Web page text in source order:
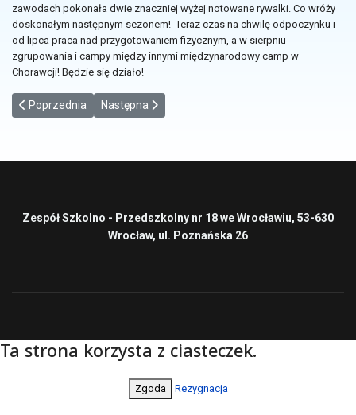
zawodach pokonała dwie znaczniej wyżej notowane rywalki. Co wróży
doskonałym następnym sezonem! Teraz czas na chwilę odpoczynku i
od lipca praca nad przygotowaniem fizycznym, a w sierpniu
zgrupowania i campy między innymi międzynarodowy camp w
Chorawcji! Będzie się działo!
Poprzednia strona: Doskonały początek sezonu startowego
Poprzednia Następna strona: Międzynarodowy sukces ucznia
Następna
Zespół Szkolno - Przedszkolny nr 18 we Wrocławiu, 53-630
Wrocław, ul. Poznańska 26
Ta strona korzysta z ciasteczek.
Zgoda Rezygnacja